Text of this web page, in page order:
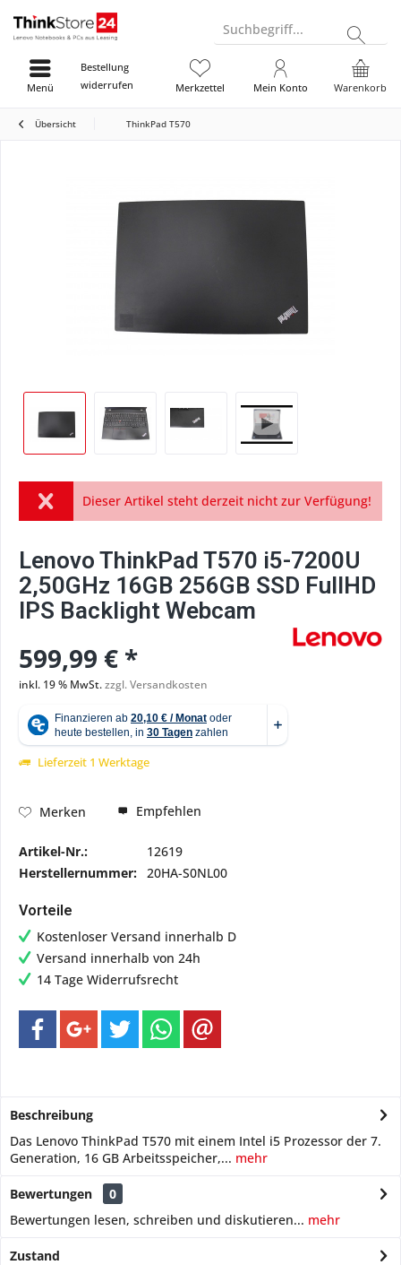
Suchbegriff...
Bestellung
widerrufen
Warenkorb
Merkzettel Mein Konto
Menü
Übersicht ThinkPad T570
Dieser Artikel steht derzeit nicht zur Verfügung!
Lenovo ThinkPad T570 i5-7200U
2,50GHz 16GB 256GB SSD FullHD
IPS Backlight Webcam
599,99 € *
inkl. 19 % MwSt.zzgl. Versandkosten
Lieferzeit 1 Werktage
Merken Empfehlen
Artikel-Nr.:
12619
Herstellernummer: 20HA-S0NL00
Vorteile
Kostenloser Versand innerhalb D
Versand innerhalb von 24h
14 Tage Widerrufsrecht
Beschreibung
Das Lenovo ThinkPad T570 mit einem Intel i5 Prozessor der 7.
Generation, 16 GB Arbeitsspeicher,... mehr
Bewertungen
0
Bewertungen lesen, schreiben und diskutieren... mehr
Zustand